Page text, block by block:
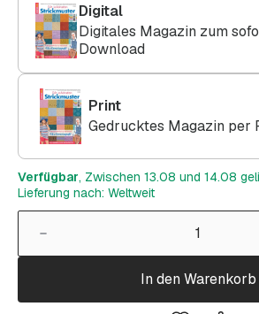
Digital
Digitales Magazin zum
Download
Print
Gedrucktes Magazin per
Verfügbar, Zwischen 13.08 und 14.08
Lieferung nach: Weltweit
In den Warenkorb